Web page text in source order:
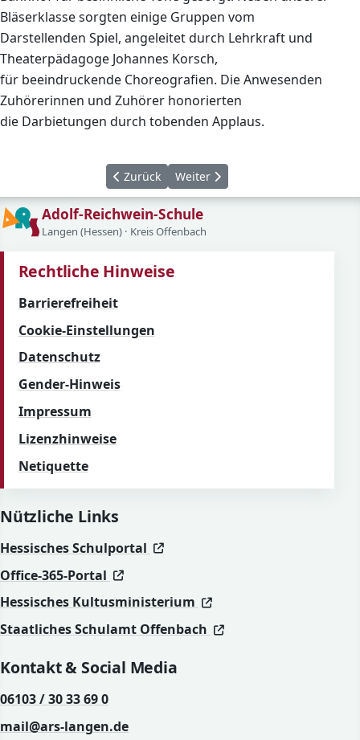
Bläserklasse sorgten einige Gruppen vom
Darstellenden Spiel, angeleitet durch Lehrkraft und
Theaterpädagoge Johannes Korsch,
für beeindruckende Choreografien. Die Anwesenden
Zuhörerinnen und Zuhörer honorierten
die Darbietungen durch tobenden Applaus.
Vorheriger Beitrag: WPU - Gesunde
Zurück Nächster Beitrag:
Weiter
Adolf-Reichwein-Schule
Langen (Hessen) · Kreis Offenbach
Rechtliche Hinweise
Barrierefreiheit
Cookie-Einstellungen
Datenschutz
Gender-Hinweis
Impressum
Lizenzhinweise
Netiquette
Nützliche Links
Hessisches Schulportal (öffnet in neuem Fenster)
(öffnet in neuem Fenster)
Office-365-Portal
(öffnet in neuem Fenster)
(öffnet in neuem Fenster)
Hessisches Kultusministerium
(öffnet in neuem
(öffnet in neuem
Staatliches Schulamt Offenbach
(öffnet in neuem
(öffnet in neuem
Kontakt & Social Media
06103 / 30 33 69 0
mail@ars-langen.de